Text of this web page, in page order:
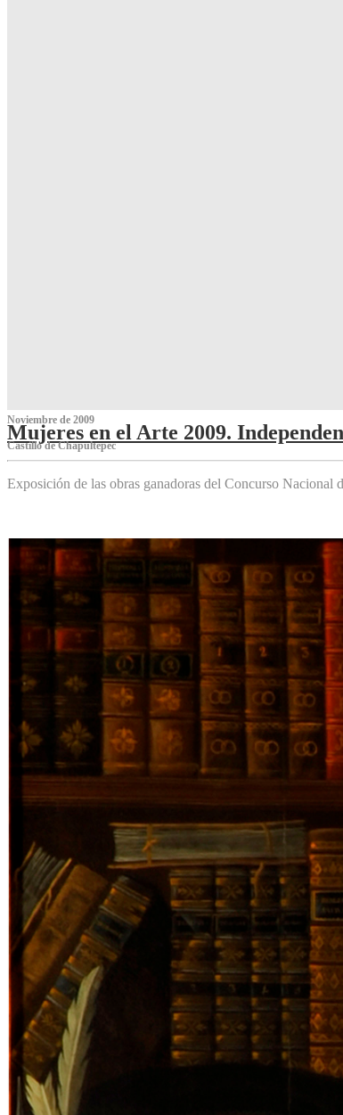
Noviembre de 2009
Mujeres en el Arte 2009.
Castillo de Chapultepec
Exposición de las obras ganadoras del Concurso Nacional